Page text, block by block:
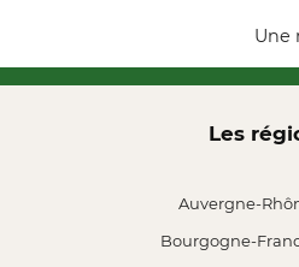
Une
Les
Auvergne-
Bourgogne-